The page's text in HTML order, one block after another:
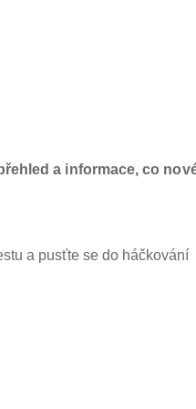
a informace, co
a pusťte se do háčkování